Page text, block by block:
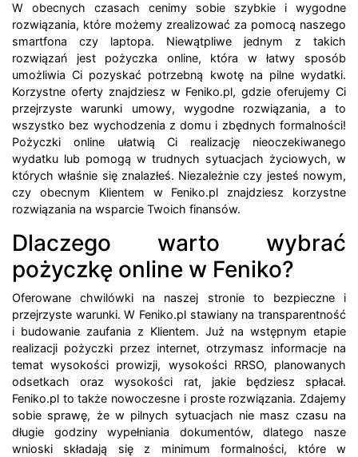
W obecnych czasach cenimy sobie szybkie i wygodne
rozwiązania, które możemy zrealizować za pomocą naszego
smartfona czy laptopa. Niewątpliwe jednym z takich
rozwiązań jest pożyczka online, która w łatwy sposób
umożliwia Ci pozyskać potrzebną kwotę na pilne wydatki.
Korzystne oferty znajdziesz w Feniko.pl, gdzie oferujemy Ci
przejrzyste warunki umowy, wygodne rozwiązania, a to
wszystko bez wychodzenia z domu i zbędnych formalności!
Pożyczki online ułatwią Ci realizację nieoczekiwanego
wydatku lub pomogą w trudnych sytuacjach życiowych, w
których właśnie się znalazłeś. Niezależnie czy jesteś nowym,
czy obecnym Klientem w Feniko.pl znajdziesz korzystne
rozwiązania na wsparcie Twoich finansów.
Dlaczego warto wybrać
pożyczkę online w Feniko?
Oferowane chwilówki na naszej stronie to bezpieczne i
przejrzyste warunki. W Feniko.pl stawiany na transparentność
i budowanie zaufania z Klientem. Już na wstępnym etapie
realizacji pożyczki przez internet, otrzymasz informacje na
temat wysokości prowizji, wysokości RRSO, planowanych
odsetkach oraz wysokości rat, jakie będziesz spłacał.
Feniko.pl to także nowoczesne i proste rozwiązania. Zdajemy
sobie sprawę, że w pilnych sytuacjach nie masz czasu na
długie godziny wypełniania dokumentów, dlatego nasze
wnioski składają się z minimum formalności, które w